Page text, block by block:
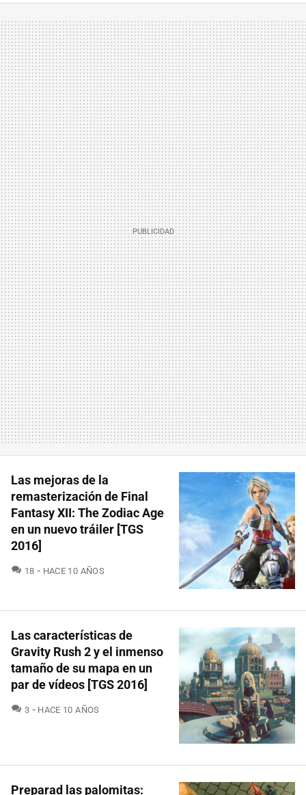
Las mejoras de la
remasterización de Final
Fantasy XII: The Zodiac Age
en un nuevo tráiler [TGS
2016]
18 COMENTARIOS
HACE 10 AÑOS
Las características de
Gravity Rush 2 y el inmenso
tamaño de su mapa en un
par de vídeos [TGS 2016]
3 COMENTARIOS
HACE 10 AÑOS
Preparad las palomitas: